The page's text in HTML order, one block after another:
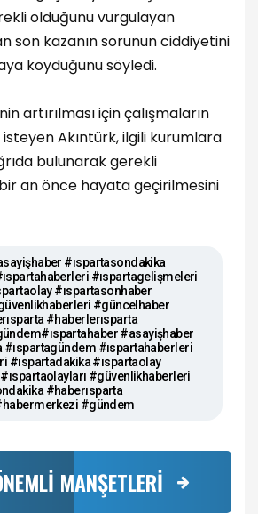
olduğunu vurgulayan
son kazanın sorunun ciddiyetini
koyduğunu söyledi.
artırılması için çalışmaların
isteyen Akıntürk, ilgili kurumlara
bulunarak gerekli
an önce hayata geçirilmesini
#ıspartasondakika
#ıspartagelişmeleri
#ıspartasonhaber
#güncelhaber
#haberlerısparta
#asayişhaber
#ıspartagündem #ıspartahaberleri
#ıspartadakika #ıspartaolay
#güvenlikhaberleri
#haberısparta
#gündem
MANŞETLERİ